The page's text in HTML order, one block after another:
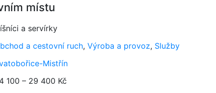
místu
a servírky
a cestovní ruch, Výroba a provoz, Služby
Mistřín
100 – 29 400 Kč